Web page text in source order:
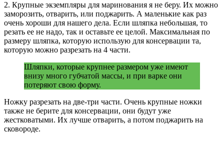
2. Крупные экземпляры для маринования я не беру. Их можно
заморозить, отварить, или поджарить. А маленькие как раз
очень хороши для нашего дела. Если шляпка небольшая, то
резать ее не надо, так и оставьте ее целой. Максимальная по
размеру шляпка, которую использую для консервации та,
которую можно разрезать на 4 части.
Шляпки, которые крупнее размером уже имеют
внизу много губчатой массы, и при варке они
потеряют свою форму.
Ножку разрезать на две-три части. Очень крупные ножки
также не берите для консервации, они будут уже
жестковатыми. Их лучше отварить, а потом поджарить на
сковороде.